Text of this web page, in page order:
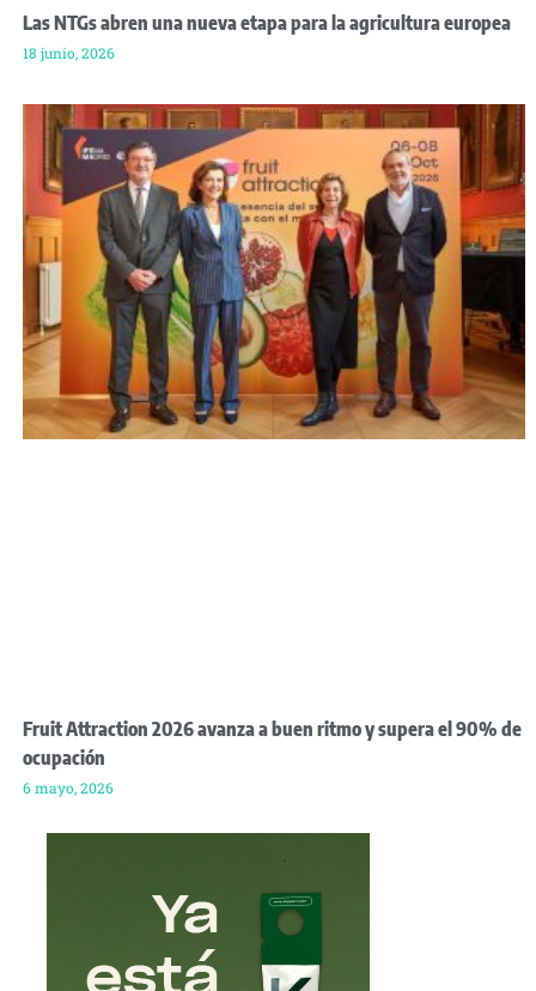
Las NTGs abren una nueva etapa para la agricultura europea
18 junio, 2026
Fruit Attraction 2026 avanza a buen ritmo y supera el 90% de
ocupación
6 mayo, 2026